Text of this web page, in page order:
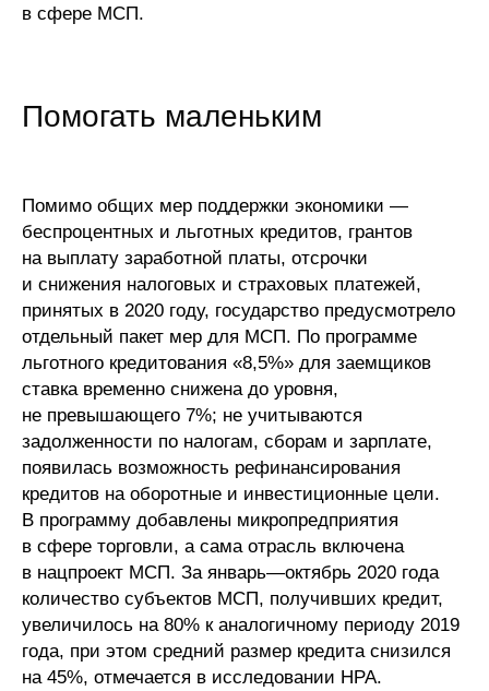
в сфере МСП.
Помогать маленьким
Помимо общих мер поддержки экономики —
беспроцентных и льготных кредитов, грантов
на выплату заработной платы, отсрочки
и снижения налоговых и страховых платежей,
принятых в 2020 году, государство предусмотрело
отдельный пакет мер для МСП. По программе
льготного кредитования «8,5%» для заемщиков
ставка временно снижена до уровня,
не превышающего 7%; не учитываются
задолженности по налогам, сборам и зарплате,
появилась возможность рефинансирования
кредитов на оборотные и инвестиционные цели.
В программу добавлены микропредприятия
в сфере торговли, а сама отрасль включена
в нацпроект МСП. За январь—октябрь 2020 года
количество субъектов МСП, получивших кредит,
увеличилось на 80% к аналогичному периоду 2019
года, при этом средний размер кредита снизился
на 45%, отмечается в исследовании НРА.